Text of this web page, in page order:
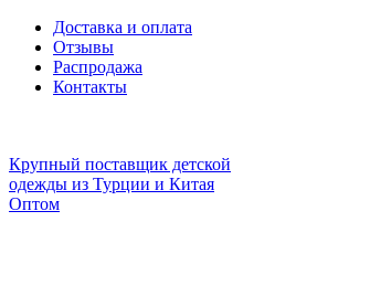
Доставка и оплата
Отзывы
Распродажа
Контакты
Крупный поставщик детской
одежды из Турции и Китая
Оптом